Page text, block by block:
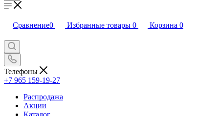
Сравнение0 Избранные товары 0 Корзина 0
Телефоны
+7 965 159-19-27
Распродажа
Акции
Каталог